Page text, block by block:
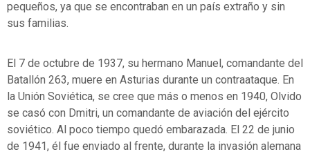
pequeños, ya que se encontraban en un país extraño y sin
sus familias.
El 7 de octubre de 1937, su hermano Manuel, comandante del
Batallón 263, muere en Asturias durante un contraataque. En
la Unión Soviética, se cree que más o menos en 1940, Olvido
se casó con Dmitri, un comandante de aviación del ejército
soviético. Al poco tiempo quedó embarazada. El 22 de junio
de 1941, él fue enviado al frente, durante la invasión alemana